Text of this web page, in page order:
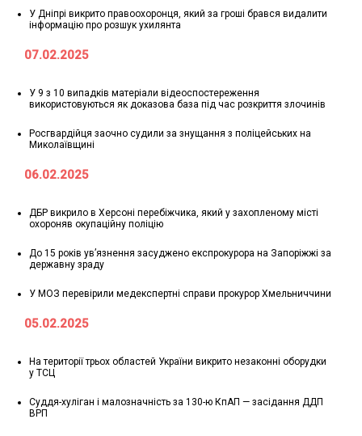
У Дніпрі викрито правоохоронця, який за гроші брався видалити
інформацію про розшук ухилянта
07.02.2025
У 9 з 10 випадків матеріали відеоспостереження
використовуються як доказова база під час розкриття злочинів
Росгвардійця заочно судили за знущання з поліцейських на
Миколаївщині
06.02.2025
ДБР викрило в Херсоні перебіжчика, який у захопленому місті
охороняв окупаційну поліцію
До 15 років ув’язнення засуджено експрокурора на Запоріжжі за
державну зраду
У МОЗ перевірили медекспертні справи прокурор Хмельниччини
05.02.2025
На території трьох областей України викрито незаконні оборудки
у ТСЦ
Суддя-хуліган і малозначність за 130-ю КпАП — засідання ДДП
ВРП